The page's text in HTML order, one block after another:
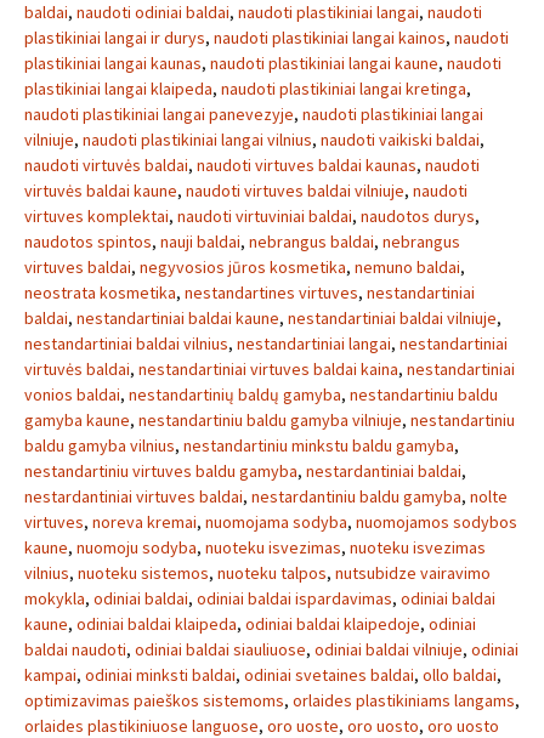
baldai, naudoti odiniai baldai, naudoti plastikiniai langai, naudoti
plastikiniai langai ir durys, naudoti plastikiniai langai kainos, naudoti
plastikiniai langai kaunas, naudoti plastikiniai langai kaune, naudoti
plastikiniai langai klaipeda, naudoti plastikiniai langai kretinga,
naudoti plastikiniai langai panevezyje, naudoti plastikiniai langai
vilniuje, naudoti plastikiniai langai vilnius, naudoti vaikiski baldai,
naudoti virtuvės baldai, naudoti virtuves baldai kaunas, naudoti
virtuvės baldai kaune, naudoti virtuves baldai vilniuje, naudoti
virtuves komplektai, naudoti virtuviniai baldai, naudotos durys,
naudotos spintos, nauji baldai, nebrangus baldai, nebrangus
virtuves baldai, negyvosios jūros kosmetika, nemuno baldai,
neostrata kosmetika, nestandartines virtuves, nestandartiniai
baldai, nestandartiniai baldai kaune, nestandartiniai baldai vilniuje,
nestandartiniai baldai vilnius, nestandartiniai langai, nestandartiniai
virtuvės baldai, nestandartiniai virtuves baldai kaina, nestandartiniai
vonios baldai, nestandartinių baldų gamyba, nestandartiniu baldu
gamyba kaune, nestandartiniu baldu gamyba vilniuje, nestandartiniu
baldu gamyba vilnius, nestandartiniu minkstu baldu gamyba,
nestandartiniu virtuves baldu gamyba, nestardantiniai baldai,
nestardantiniai virtuves baldai, nestardantiniu baldu gamyba, nolte
virtuves, noreva kremai, nuomojama sodyba, nuomojamos sodybos
kaune, nuomoju sodyba, nuoteku isvezimas, nuoteku isvezimas
vilnius, nuoteku sistemos, nuoteku talpos, nutsubidze vairavimo
mokykla, odiniai baldai, odiniai baldai ispardavimas, odiniai baldai
kaune, odiniai baldai klaipeda, odiniai baldai klaipedoje, odiniai
baldai naudoti, odiniai baldai siauliuose, odiniai baldai vilniuje, odiniai
kampai, odiniai minksti baldai, odiniai svetaines baldai, ollo baldai,
optimizavimas paieškos sistemoms, orlaides plastikiniams langams,
orlaides plastikiniuose languose, oro uoste, oro uosto, oro uosto